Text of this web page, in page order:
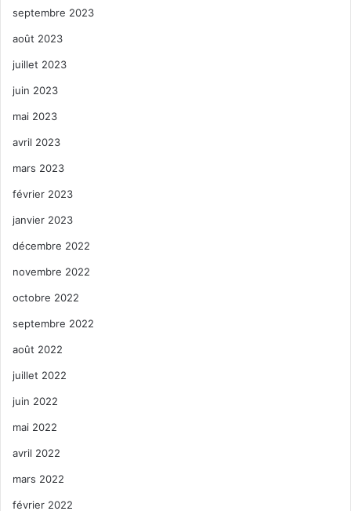
septembre 2023
août 2023
juillet 2023
juin 2023
mai 2023
avril 2023
mars 2023
février 2023
janvier 2023
décembre 2022
novembre 2022
octobre 2022
septembre 2022
août 2022
juillet 2022
juin 2022
mai 2022
avril 2022
mars 2022
février 2022